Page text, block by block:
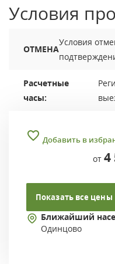
Условия
ОТМЕНА
Условия
Расчетные
часы:
Добавить в
от 4
Показать все цены
Ближайший
Одинцово